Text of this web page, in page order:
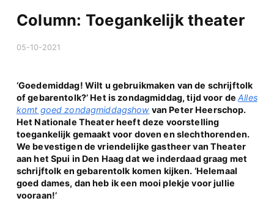
Column: Toegankelijk theater
05-10-2021
‘Goedemiddag! Wilt u gebruikmaken van de schrijftolk
of gebarentolk?’ Het is zondagmiddag, tijd voor deAlles
komt goed zondagmiddagshow van Peter Heerschop.
Het Nationale Theater heeft deze voorstelling
toegankelijk gemaakt voor doven en slechthorenden.
We bevestigen de vriendelijke gastheer van Theater
aan het Spui in Den Haag dat we inderdaad graag met
schrijftolk en gebarentolk komen kijken. ‘Helemaal
goed dames, dan heb ik een mooi plekje voor jullie
vooraan!’